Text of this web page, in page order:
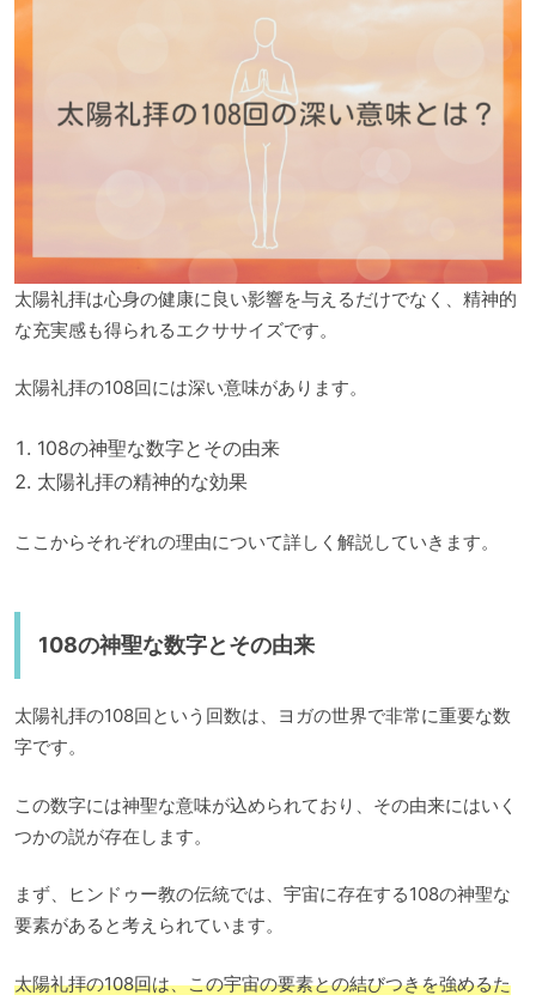
太陽礼拝は心身の健康に良い影響を与えるだけでなく、精神的
な充実感も得られるエクササイズです。
太陽礼拝の108回には深い意味があります。
108の神聖な数字とその由来
太陽礼拝の精神的な効果
ここからそれぞれの理由について詳しく解説していきます。
108の神聖な数字とその由来
太陽礼拝の108回という回数は、ヨガの世界で非常に重要な数
字です。
この数字には神聖な意味が込められており、その由来にはいく
つかの説が存在します。
まず、ヒンドゥー教の伝統では、宇宙に存在する108の神聖な
要素があると考えられています。
太陽礼拝の108回は、この宇宙の要素との結びつきを強めるた